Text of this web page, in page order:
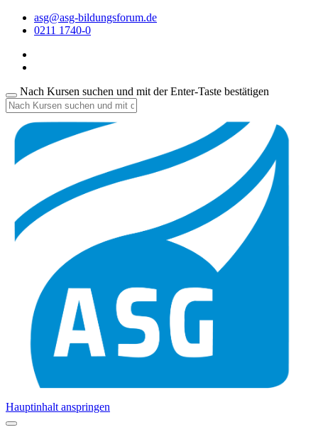
asg@asg-bildungsforum.de
0211 1740-0
Nach Kursen suchen und mit der Enter-Taste bestätigen
Hauptinhalt anspringen